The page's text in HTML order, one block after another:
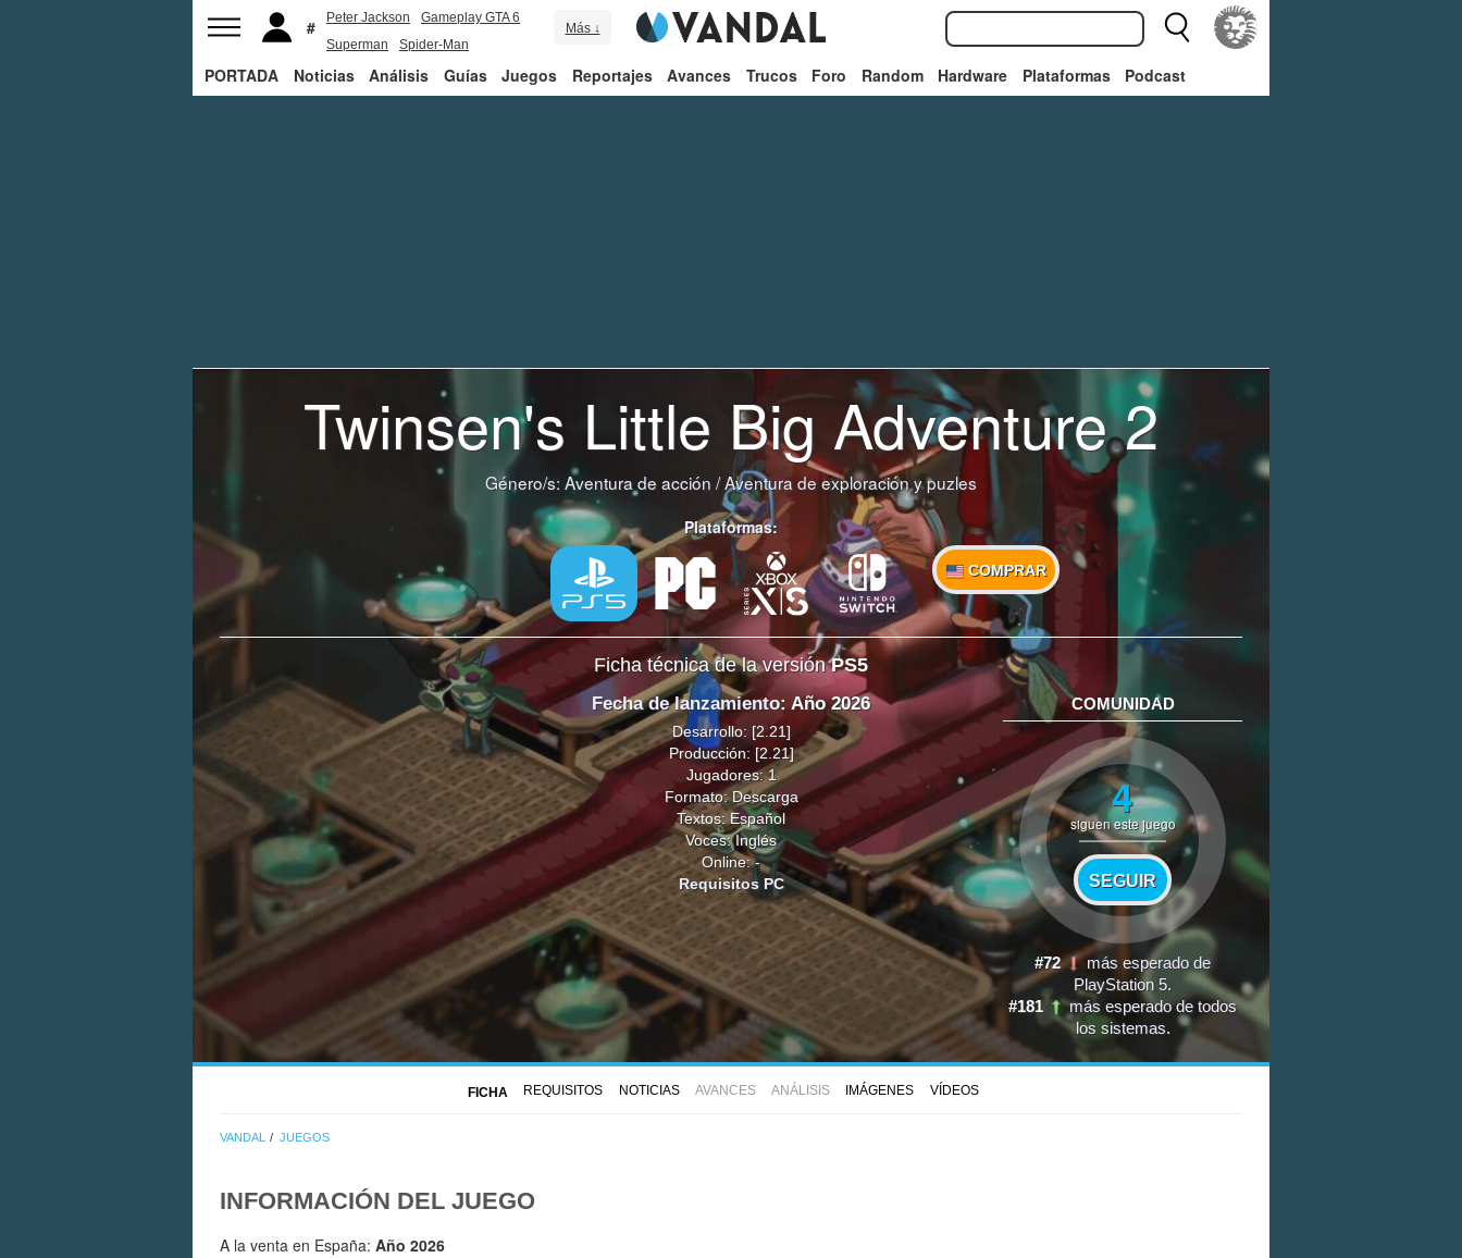
Peter Jackson
Gameplay GTA 6
Superman
Spider-Man
Más ↓
PORTADA Noticias Análisis Guías Juegos Reportajes Avances Trucos Foro Random Hardware Plataformas Podcast
Twinsen's Little Big Adventure 2
Género/s: Aventura de acción /Aventura de exploración y puzles
Plataformas:
COMPRAR
Ficha técnica de la versiónPS5
Fecha de lanzamiento: Año 2026
Desarrollo: [2.21]
Producción: [2.21]
Jugadores: 1
Formato: Descarga
Textos: Español
Voces: Inglés
Online: -
Requisitos PC
COMUNIDAD
4
siguen este juego
SEGUIR
#72
más esperado de
PlayStation 5.
#181
más esperado de todos
los sistemas.
FICHA REQUISITOS NOTICIAS AVANCES ANÁLISIS IMÁGENES VÍDEOS
VANDAL JUEGOS
INFORMACIÓN DEL JUEGO
A la venta en España: Año 2026